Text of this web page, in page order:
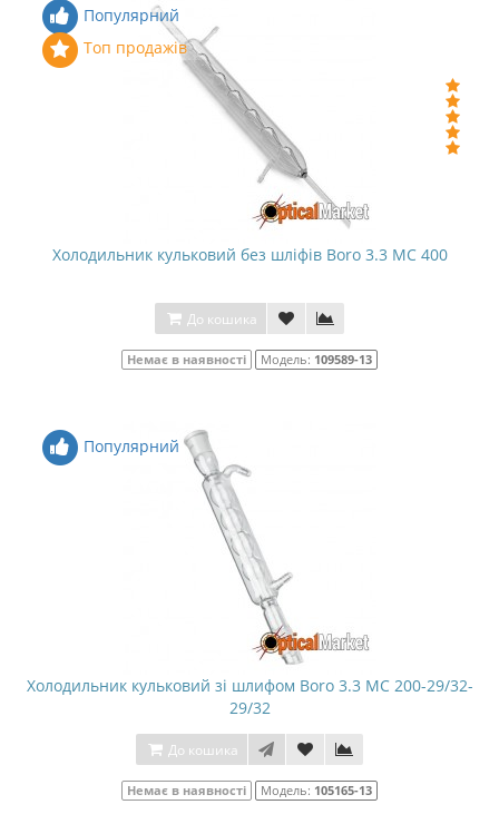
Популярний
Топ продажів
Холодильник кульковий без шліфів Boro 3.3 МС 400
До кошика
Немає в наявності Модель: 109589-13
Популярний
Холодильник кульковий зі шлифом Boro 3.3 МС 200-29/32-
29/32
До кошика
Немає в наявності Модель: 105165-13